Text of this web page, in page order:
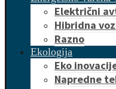
Električni
Hibridna
Razno
Ekologija
Eko
Napredne